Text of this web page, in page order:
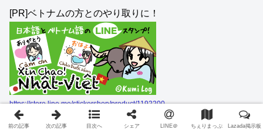
[PR]ベトナムの方とのやり取りに！
https://store.line.me/stickershop/product/1192200
前の記事 次の記事 目次へ シェア LINE＠ ちぇりまっぷ Lazada掲示板